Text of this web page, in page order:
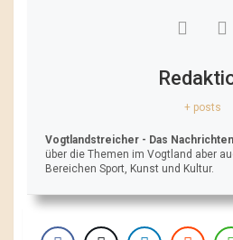
+ posts
Vogtlandstreicher - Das
über die Themen im Vogtland aber
Bereichen Sport, Kunst und Kultur.